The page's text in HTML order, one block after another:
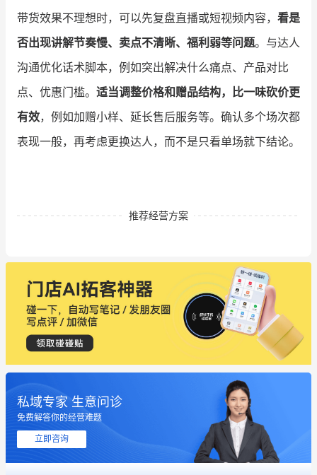
带货效果不理想时，可以先复盘直播或短视频内容， 看是
否出现讲解节奏慢、卖点不清晰、福利弱等问题。与达人
沟通优化话术脚本，例如突出解决什么痛点、产品对比
点、优惠门槛。 适当调整价格和赠品结构，比一味砍价更
有效，例如加赠小样、延长售后服务等。确认多个场次都
表现一般，再考虑更换达人，而不是只看单场就下结论。
推荐经营方案
私域专家 生意问诊
免费解答你的经营难题
立即咨询
这个营销策划案例推荐大家看一下
用有赞就能在微信、小红书同时经营了
餐饮也得靠私域和服务提高竞争力